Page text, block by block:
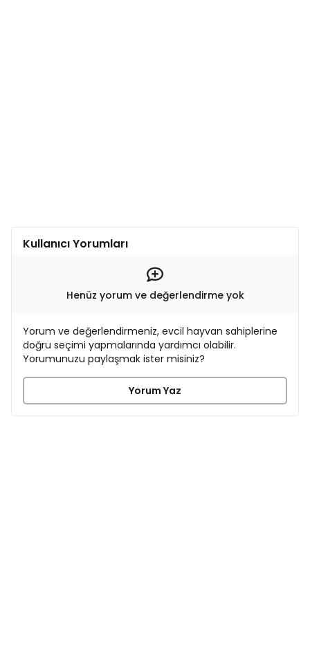
Kullanıcı Yorumları
Henüz yorum ve değerlendirme yok
Yorum ve değerlendirmeniz, evcil hayvan sahiplerine
doğru seçimi yapmalarında yardımcı olabilir.
Yorumunuzu paylaşmak ister misiniz?
Yorum Yaz